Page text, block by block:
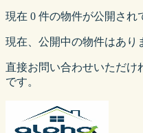
現在 0 件の物件が公開され
現在、公開中の物件はあり
直接お問い合わせいただけ
です。